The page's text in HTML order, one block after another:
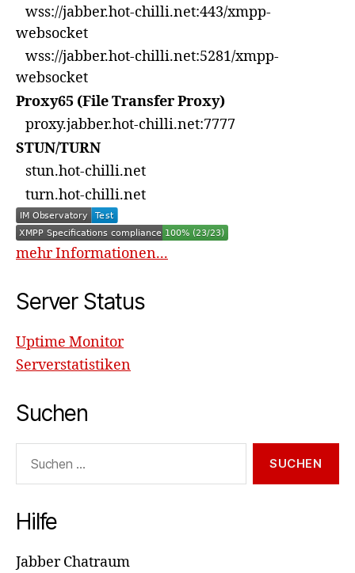
wss://jabber.hot-chilli.net:443/xmpp-
websocket
wss://jabber.hot-chilli.net:5281/xmpp-
websocket
Proxy65 (File Transfer Proxy)
proxy.jabber.hot-chilli.net:7777
STUN/TURN
stun.hot-chilli.net
turn.hot-chilli.net
mehr Informationen...
Server Status
Uptime Monitor
Serverstatistiken
Suchen
nach:
Hilfe
Jabber Chatraum